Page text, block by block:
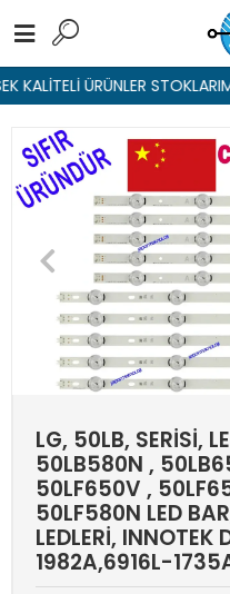
KALİTELİ ÜRÜNLER
LG, 50LB, SERİSİ,
50LB580N ,
50LF650V ,
50LF580N LED
LEDLERİ,
1982A,6916L-